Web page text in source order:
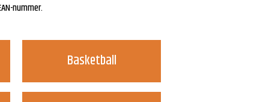
nummer.
Basketball